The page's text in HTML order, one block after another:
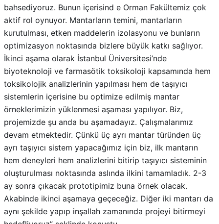
bahsediyoruz. Bunun içerisind e Orman Fakültemiz çok
aktif rol oynuyor. Mantarların temini, mantarların
kurutulması, etken maddelerin izolasyonu ve bunların
optimizasyon noktasında bizlere büyük katkı sağlıyor.
İkinci aşama olarak İstanbul Üniversitesi’nde
biyoteknoloji ve farmasötik toksikoloji kapsamında hem
toksikolojik analizlerinin yapılması hem de taşıyıcı
sistemlerin içerisine bu optimize edilmiş mantar
örneklerimizin yüklenmesi aşaması yapılıyor. Biz,
projemizde şu anda bu aşamadayız. Çalışmalarımız
devam etmektedir. Çünkü üç ayrı mantar türünden üç
ayrı taşıyıcı sistem yapacağımız için biz, ilk mantarın
hem deneyleri hem analizlerini bitirip taşıyıcı sisteminin
oluşturulması noktasında aslında ilkini tamamladık. 2-3
ay sonra çıkacak prototipimiz buna örnek olacak.
Akabinde ikinci aşamaya geçeceğiz. Diğer iki mantarı da
aynı şekilde yapıp inşallah zamanında projeyi bitirmeyi